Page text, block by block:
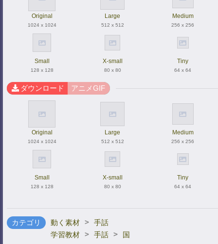
Original
1024 x 1024
Large
512 x 512
Medium
256 x 256
Small
128 x 128
X-small
80 x 80
Tiny
64 x 64
ダウンロード アニメGIF
Original
1024 x 1024
Large
512 x 512
Medium
256 x 256
Small
128 x 128
X-small
80 x 80
Tiny
64 x 64
カテゴリ 動く素材 > 手話
学習教材 > 手話 > 国